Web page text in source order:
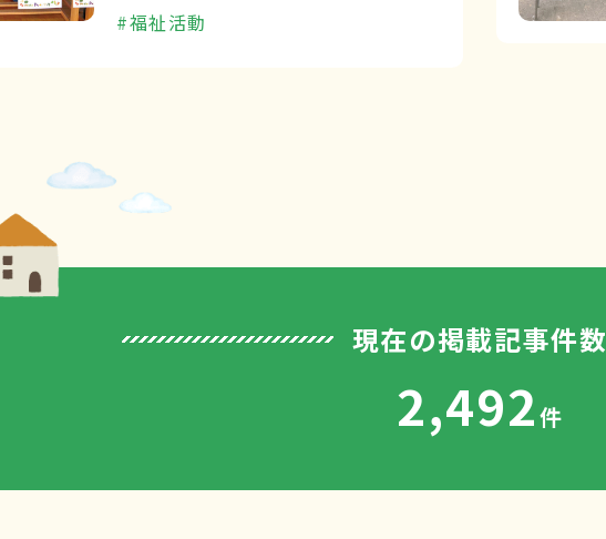
#福祉活動
現在の掲載記事件数
2,492件